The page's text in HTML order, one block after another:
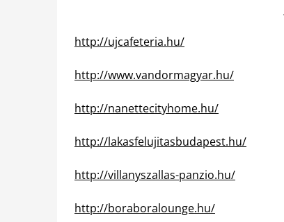
http://ujcafeteria.hu/
http://www.vandormagyar.hu/
http://nanettecityhome.hu/
http://lakasfelujitasbudapest.hu/
http://villanyszallas-panzio.hu/
http://boraboralounge.hu/